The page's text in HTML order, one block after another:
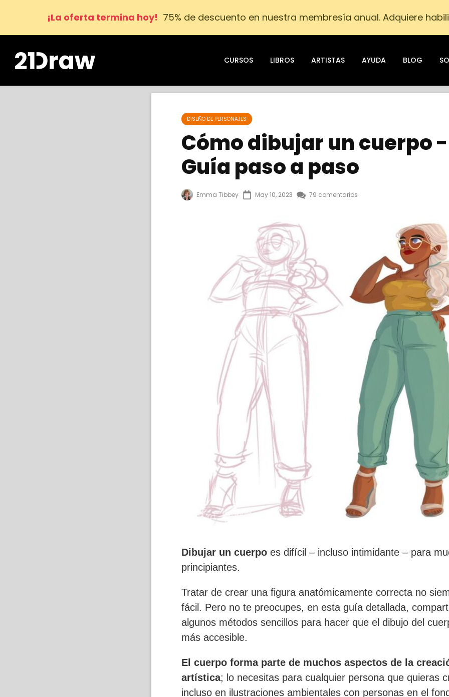
¡La oferta termina hoy! 75% de descuento en nuestra membresía anual. Adquiere
CURSOS LIBROS ARTISTAS AYUDA BLOG
DISEÑO DE PERSONAJES
Cómo dibujar un cuerpo -
Guía paso a paso
Emma Tibbey May 10, 2023 79 comentarios
Dibujar un cuerpo es difícil – incluso intimidante – para
principiantes.
Tratar de crear una figura anatómicamente correcta no
fácil. Pero no te preocupes, en esta guía detallada,
algunos métodos sencillos para hacer que el dibujo del
más accesible.
El cuerpo forma parte de muchos aspectos de la
artística; lo necesitas para cualquier persona que quieras
incluso en ilustraciones ambientales con personas en el